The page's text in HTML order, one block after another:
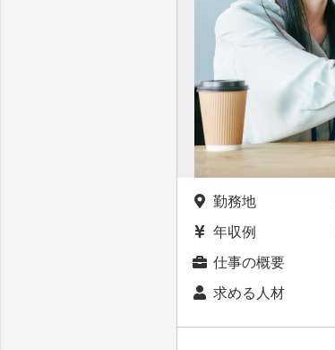
勤務地
年収例
仕事の概要
求める人材